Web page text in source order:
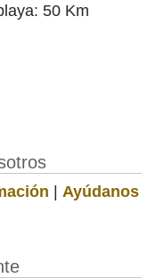
50 Km
| Ayúdanos